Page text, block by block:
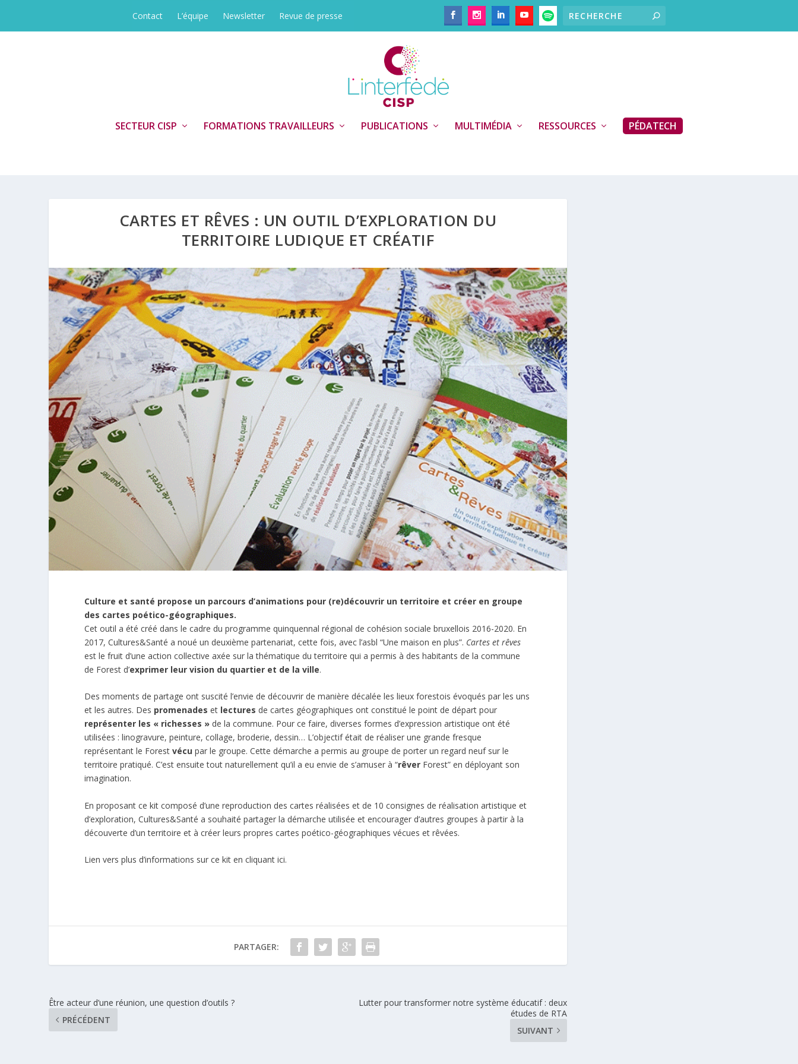
Contact L’équipe Newsletter Revue de presse
SECTEUR CISP FORMATIONS TRAVAILLEURS PUBLICATIONS MULTIMÉDIA RESSOURCES PÉDATECH
CARTES ET RÊVES : UN OUTIL D’EXPLORATION DU
TERRITOIRE LUDIQUE ET CRÉATIF
Culture et santé propose un parcours d’animations pour (re)découvrir un territoire et créer en groupe
des cartes poético-géographiques.
Cet outil a été créé dans le cadre du programme quinquennal régional de cohésion sociale bruxellois 2016-2020. En
2017, Cultures&Santé a noué un deuxième partenariat, cette fois, avec l’asbl “Une maison en plus”. Cartes et rêves
est le fruit d’une action collective axée sur la thématique du territoire qui a permis à des habitants de la commune
de Forest d’exprimer leur vision du quartier et de la ville.
Des moments de partage ont suscité l’envie de découvrir de manière décalée les lieux forestois évoqués par les uns
et les autres. Des promenades et lectures de cartes géographiques ont constitué le point de départ pour
représenter les « richesses » de la commune. Pour ce faire, diverses formes d’expression artistique ont été
utilisées : linogravure, peinture, collage, broderie, dessin… L’objectif était de réaliser une grande fresque
représentant le Forestvécu par le groupe. Cette démarche a permis au groupe de porter un regard neuf sur le
territoire pratiqué. C’est ensuite tout naturellement qu’il a eu envie de s’amuser à “rêver Forest” en déployant son
imagination.
En proposant ce kit composé d’une reproduction des cartes réalisées et de 10 consignes de réalisation artistique et
d’exploration, Cultures&Santé a souhaité partager la démarche utilisée et encourager d’autres groupes à partir à la
découverte d’un territoire et à créer leurs propres cartes poético-géographiques vécues et rêvées.
Lien vers plus d’informations sur ce kit en cliquant ici.
PARTAGER:
Être acteur d’une réunion, une question d’outils ?
PRÉCÉDENT
Lutter pour transformer notre système éducatif : deux
études de RTA
SUIVANT